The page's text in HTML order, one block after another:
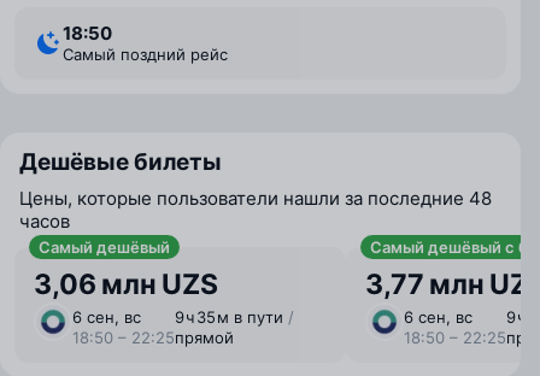
18:50
Самый поздний рейс
Дешёвые билеты
Цены, которые пользователи нашли за последние 48
часов
Самый дешёвый
3,06 млн UZS
6 сен, вс
18:50 – 22:25
9 ⁠ч 35 ⁠м в пути /
прямой
Самый дешёвый с
3,77 млн
6 сен, вс
18:50 – 22:25
9 ⁠ч